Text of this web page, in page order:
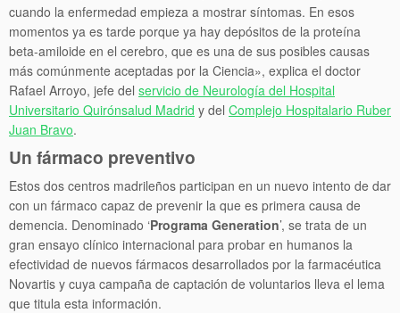
cuando la enfermedad empieza a mostrar síntomas. En esos
momentos ya es tarde porque ya hay depósitos de la proteína
beta-amiloide en el cerebro, que es una de sus posibles causas
más comúnmente aceptadas por la Ciencia», explica el doctor
Rafael Arroyo, jefe del servicio de Neurología del Hospital
Universitario Quirónsalud Madrid y del Complejo Hospitalario Ruber
Juan Bravo.
Un fármaco preventivo
Estos dos centros madrileños participan en un nuevo intento de dar
con un fármaco capaz de prevenir la que es primera causa de
demencia. Denominado ‘Programa Generation’, se trata de un
gran ensayo clínico internacional para probar en humanos la
efectividad de nuevos fármacos desarrollados por la farmacéutica
Novartis y cuya campaña de captación de voluntarios lleva el lema
que titula esta información.